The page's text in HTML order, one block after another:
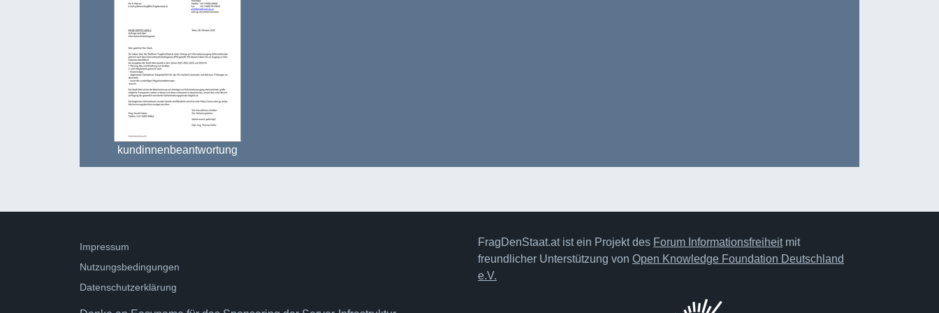
kundinnenbeantwortung
Impressum
Nutzungsbedingungen
Datenschutzerklärung
FragDenStaat.at ist ein Projekt des Forum Informationsfreiheitmit
freundlicher Unterstützung von Open Knowledge Foundation Deutschland
e.V.